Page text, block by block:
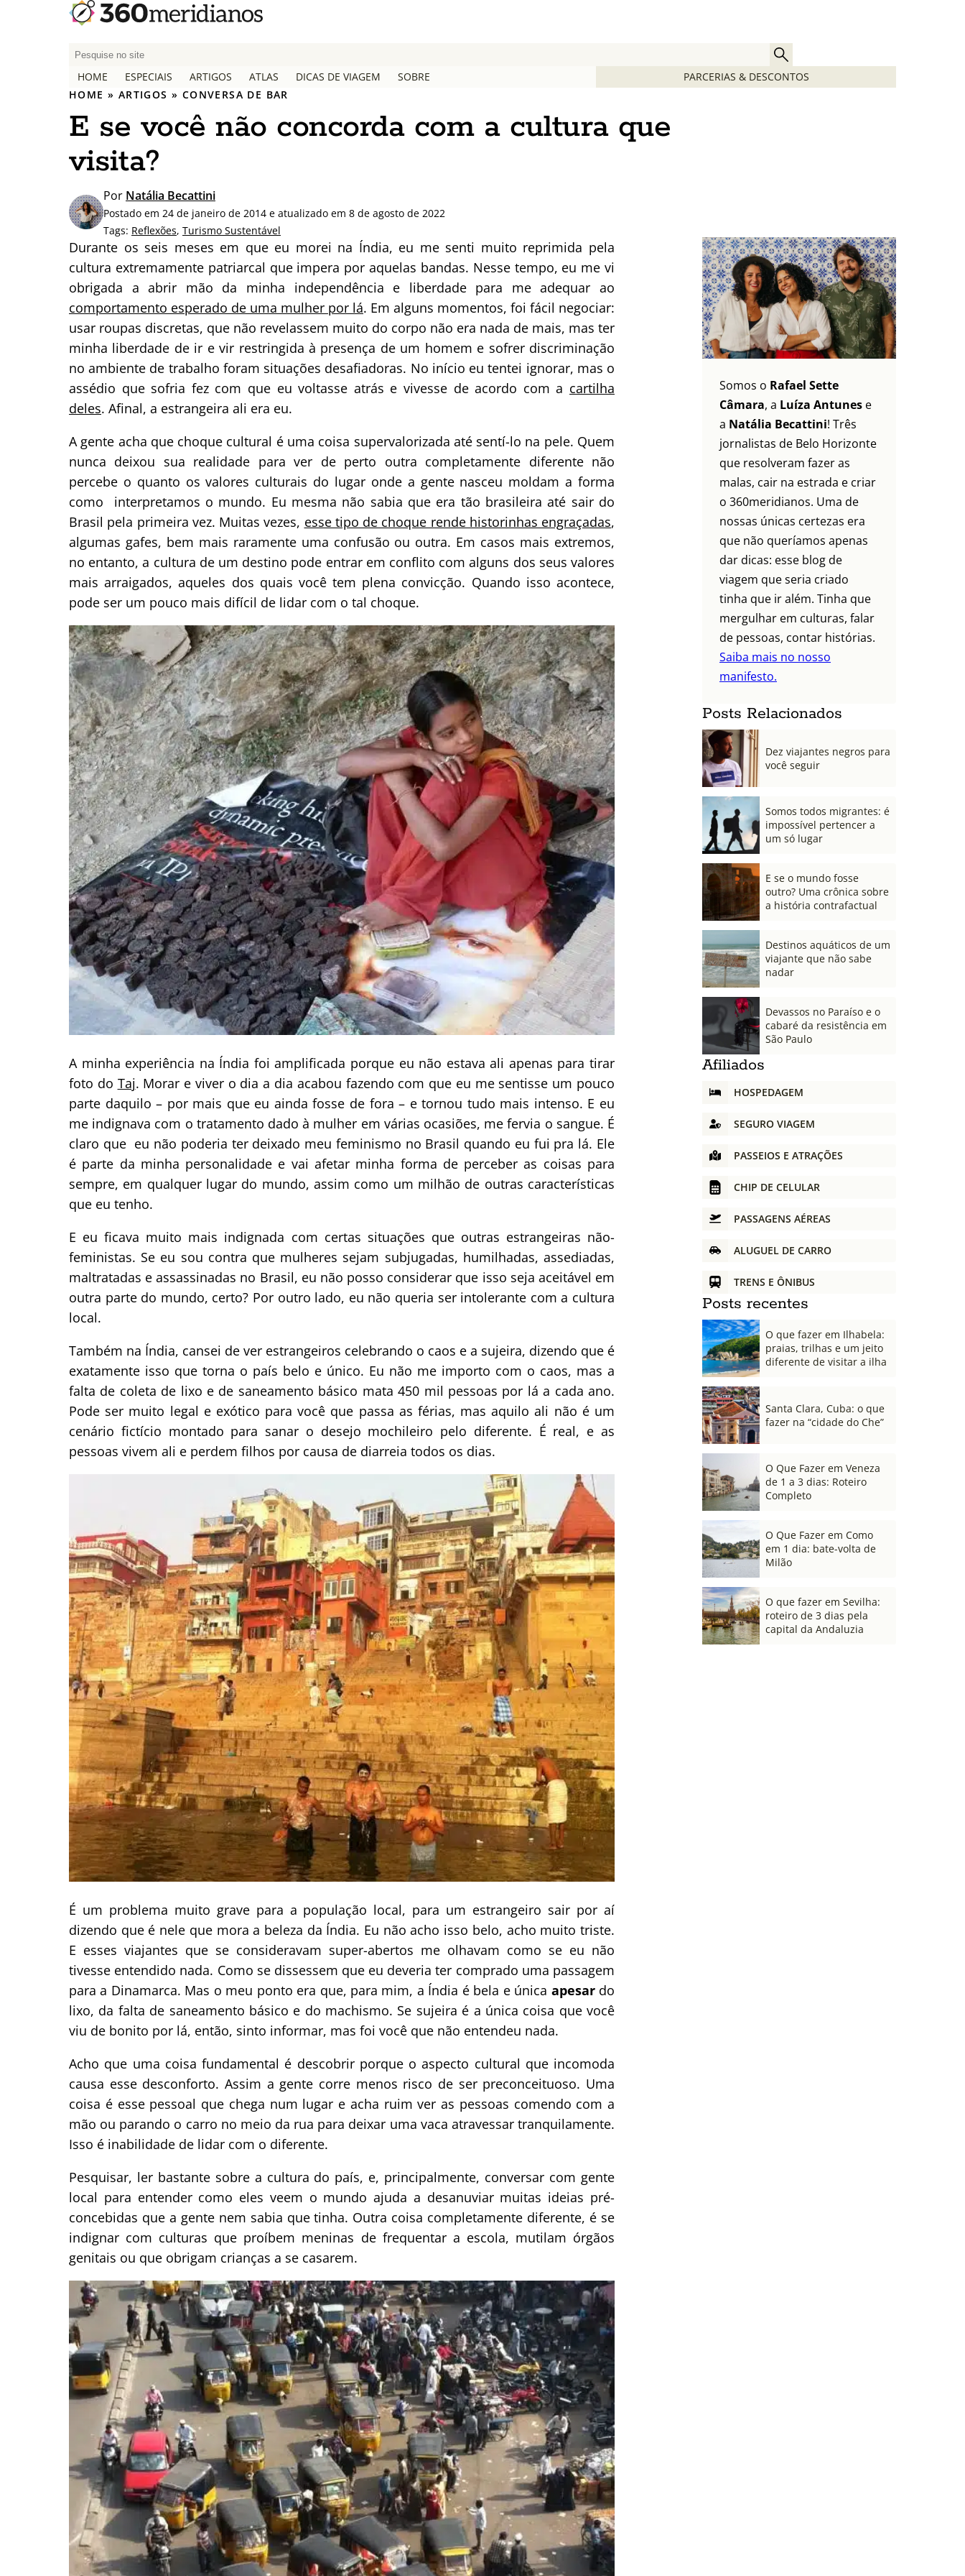
P
q
u
i
s
a
p
o
r
:
HOME ESPECIAIS ARTIGOS ATLAS DICAS DE VIAGEM SOBRE
PARCERIAS & DESCONTOS
HOME » ARTIGOS » CONVERSA DE BAR
E se você não concorda com a cultura que
visita?
Por Natália Becattini
Postado em 24 de janeiro de 2014 e atualizado em 8 de agosto de 2022
Tags: Reflexões, Turismo Sustentável
Durante os seis meses em que eu morei na Índia, eu me senti muito reprimida pela
cultura extremamente patriarcal que impera por aquelas bandas. Nesse tempo, eu me vi
obrigada a abrir mão da minha independência e liberdade para me adequar ao
comportamento esperado de uma mulher por lá. Em alguns momentos, foi fácil negociar:
usar roupas discretas, que não revelassem muito do corpo não era nada de mais, mas ter
minha liberdade de ir e vir restringida à presença de um homem e sofrer discriminação
no ambiente de trabalho foram situações desafiadoras. No início eu tentei ignorar, mas o
assédio que sofria fez com que eu voltasse atrás e vivesse de acordo com a cartilha
deles. Afinal, a estrangeira ali era eu.
A gente acha que choque cultural é uma coisa supervalorizada até sentí-lo na pele. Quem
nunca deixou sua realidade para ver de perto outra completamente diferente não
percebe o quanto os valores culturais do lugar onde a gente nasceu moldam a forma
como interpretamos o mundo. Eu mesma não sabia que era tão brasileira até sair do
Brasil pela primeira vez. Muitas vezes, esse tipo de choque rende historinhas engraçadas,
algumas gafes, bem mais raramente uma confusão ou outra. Em casos mais extremos,
no entanto, a cultura de um destino pode entrar em conflito com alguns dos seus valores
mais arraigados, aqueles dos quais você tem plena convicção. Quando isso acontece,
pode ser um pouco mais difícil de lidar com o tal choque.
A minha experiência na Índia foi amplificada porque eu não estava ali apenas para tirar
foto do Taj. Morar e viver o dia a dia acabou fazendo com que eu me sentisse um pouco
parte daquilo – por mais que eu ainda fosse de fora – e tornou tudo mais intenso. E eu
me indignava com o tratamento dado à mulher em várias ocasiões, me fervia o sangue. É
claro que eu não poderia ter deixado meu feminismo no Brasil quando eu fui pra lá. Ele
é parte da minha personalidade e vai afetar minha forma de perceber as coisas para
sempre, em qualquer lugar do mundo, assim como um milhão de outras características
que eu tenho.
E eu ficava muito mais indignada com certas situações que outras estrangeiras não-
feministas. Se eu sou contra que mulheres sejam subjugadas, humilhadas, assediadas,
maltratadas e assassinadas no Brasil, eu não posso considerar que isso seja aceitável em
outra parte do mundo, certo? Por outro lado, eu não queria ser intolerante com a cultura
local.
Também na Índia, cansei de ver estrangeiros celebrando o caos e a sujeira, dizendo que é
exatamente isso que torna o país belo e único. Eu não me importo com o caos, mas a
falta de coleta de lixo e de saneamento básico mata 450 mil pessoas por lá a cada ano.
Pode ser muito legal e exótico para você que passa as férias, mas aquilo ali não é um
cenário fictício montado para sanar o desejo mochileiro pelo diferente. É real, e as
pessoas vivem ali e perdem filhos por causa de diarreia todos os dias.
É um problema muito grave para a população local, para um estrangeiro sair por aí
dizendo que é nele que mora a beleza da Índia. Eu não acho isso belo, acho muito triste.
E esses viajantes que se consideravam super-abertos me olhavam como se eu não
tivesse entendido nada. Como se dissessem que eu deveria ter comprado uma passagem
para a Dinamarca. Mas o meu ponto era que, para mim, a Índia é bela e única apesardo
lixo, da falta de saneamento básico e do machismo. Se sujeira é a única coisa que você
viu de bonito por lá, então, sinto informar, mas foi você que não entendeu nada.
Acho que uma coisa fundamental é descobrir porque o aspecto cultural que incomoda
causa esse desconforto. Assim a gente corre menos risco de ser preconceituoso. Uma
coisa é esse pessoal que chega num lugar e acha ruim ver as pessoas comendo com a
mão ou parando o carro no meio da rua para deixar uma vaca atravessar tranquilamente.
Isso é inabilidade de lidar com o diferente.
Pesquisar, ler bastante sobre a cultura do país, e, principalmente, conversar com gente
local para entender como eles veem o mundo ajuda a desanuviar muitas ideias pré-
concebidas que a gente nem sabia que tinha. Outra coisa completamente diferente, é se
indignar com culturas que proíbem meninas de frequentar a escola, mutilam órgãos
genitais ou que obrigam crianças a se casarem.
Somos o Rafael Sette
Câmara, a Luíza Antunes e
a Natália Becattini! Três
jornalistas de Belo Horizonte
que resolveram fazer as
malas, cair na estrada e criar
o 360meridianos. Uma de
nossas únicas certezas era
que não queríamos apenas
dar dicas: esse blog de
viagem que seria criado
tinha que ir além. Tinha que
mergulhar em culturas, falar
de pessoas, contar histórias.
Saiba mais no nosso
manifesto.
Posts Relacionados
Dez viajantes negros para
você seguir
Somos todos migrantes: é
impossível pertencer a
um só lugar
E se o mundo fosse
outro? Uma crônica sobre
a história contrafactual
Destinos aquáticos de um
viajante que não sabe
nadar
Devassos no Paraíso e o
cabaré da resistência em
São Paulo
Afiliados
HOSPEDAGEM
SEGURO VIAGEM
PASSEIOS E ATRAÇÕES
CHIP DE CELULAR
PASSAGENS AÉREAS
ALUGUEL DE CARRO
TRENS E ÔNIBUS
Posts recentes
O que fazer em Ilhabela:
praias, trilhas e um jeito
diferente de visitar a ilha
Santa Clara, Cuba: o que
fazer na “cidade do Che”
O Que Fazer em Veneza
de 1 a 3 dias: Roteiro
Completo
O Que Fazer em Como
em 1 dia: bate-volta de
Milão
O que fazer em Sevilha:
roteiro de 3 dias pela
capital da Andaluzia